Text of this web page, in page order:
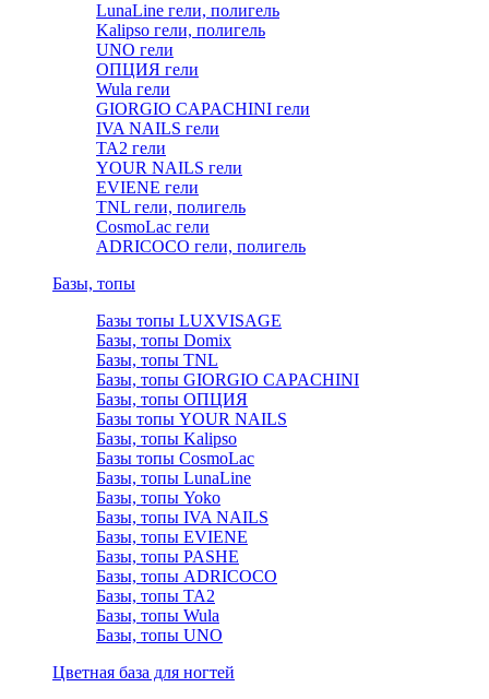
LunaLine гели, полигель
Kalipso гели, полигель
UNO гели
ОПЦИЯ гели
Wula гели
GIORGIO CAPACHINI гели
IVA NAILS гели
TA2 гели
YOUR NAILS гели
EVIENE гели
TNL гели, полигель
CosmoLac гели
ADRICOCO гели, полигель
Базы, топы
Базы топы LUXVISAGE
Базы, топы Domix
Базы, топы TNL
Базы, топы GIORGIO CAPACHINI
Базы, топы ОПЦИЯ
Базы топы YOUR NAILS
Базы, топы Kalipso
Базы топы CosmoLac
Базы, топы LunaLine
Базы, топы Yoko
Базы, топы IVA NAILS
Базы, топы EVIENE
Базы, топы PASHE
Базы, топы ADRICOCO
Базы, топы TA2
Базы, топы Wula
Базы, топы UNO
Цветная база для ногтей